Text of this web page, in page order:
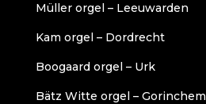
Müller orgel – Leeuwarden
Kam orgel – Dordrecht
Boogaard orgel – Urk
Bätz Witte orgel – Gorinchem